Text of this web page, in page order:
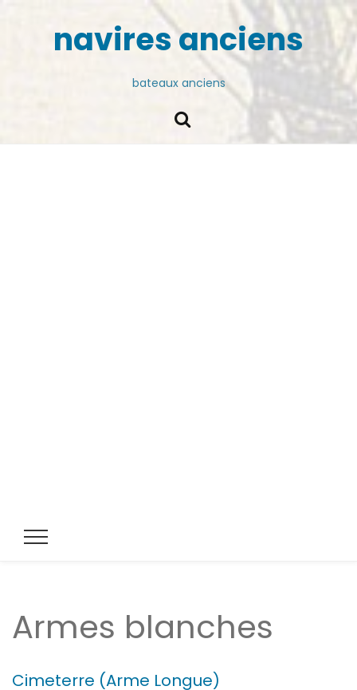
navires anciens
bateaux anciens
Armes blanches
Cimeterre (Arme Longue)